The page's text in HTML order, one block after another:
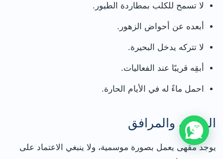
لا تسمح للكلب بمطاردة الطيور.
أبعده عن أحواض الزهور.
لا تتركه يدخل البحيرة.
أبقِه قريبًا عند الفعاليات.
احمل ماءً له في الأيام الحارة.
المقهى والمرافق
يوجد مقهى يعمل بصورة موسمية، ولا ينبغي الاعتماد على